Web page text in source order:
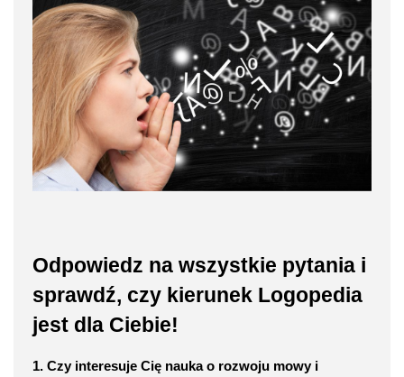
Odpowiedz na wszystkie pytania i
sprawdź, czy kierunek Logopedia
jest dla Ciebie!
1. Czy interesuje Cię nauka o rozwoju mowy i